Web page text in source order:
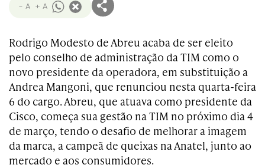
- A + A
Rodrigo Modesto de Abreu acaba de ser eleito
pelo conselho de administração da TIM como o
novo presidente da operadora, em substituição a
Andrea Mangoni, que renunciou nesta quarta-feira
6 do cargo. Abreu, que atuava como presidente da
Cisco, começa sua gestão na TIM no próximo dia 4
de março, tendo o desafio de melhorar a imagem
da marca, a campeã de queixas na Anatel, junto ao
mercado e aos consumidores.